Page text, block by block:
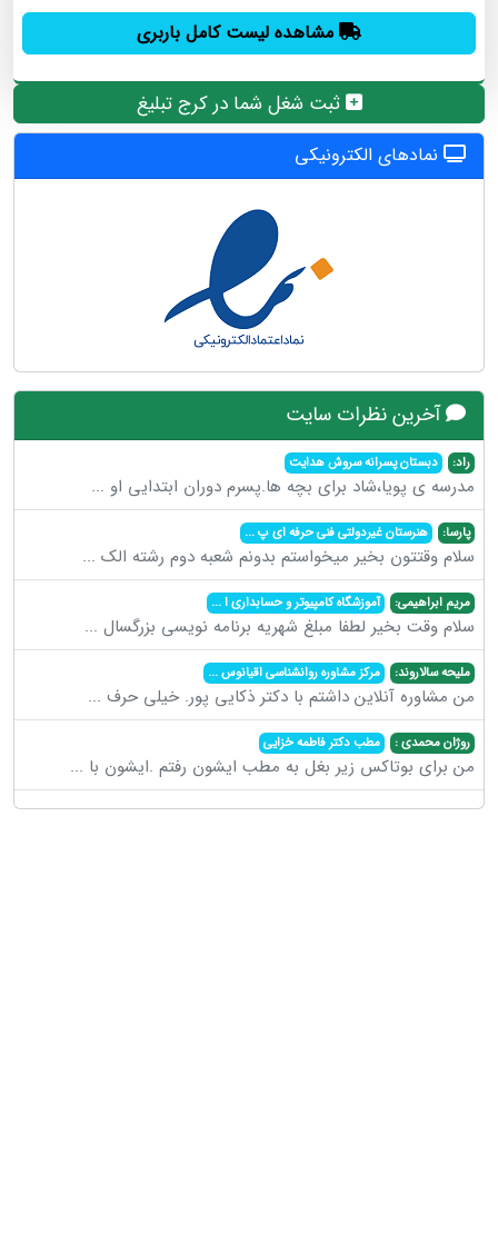
مشاهده لیست کامل باربری
ثبت شغل شما در کرج تبلیغ
نمادهای الکترونیکی
آخرین نظرات سایت
راد: دبستان پسرانه سروش هدایت
مدرسه ی پویا،شاد برای بچه ها.پسرم دوران ابتدایی او ...
پارسا: هنرستان غیردولتی فنی حرفه ای پ...
سلام وقتتون بخیر میخواستم بدونم شعبه دوم رشته الک ...
مریم ابراهیمی: آموزشگاه کامپیوتر و حسابداری ا...
سلام وقت بخیر لطفا مبلغ شهریه برنامه نویسی بزرگسال ...
ملیحه سالاروند: مرکز مشاوره روانشناسی اقیانوس...
من مشاوره آنلاین داشتم با دکتر ذکایی پور. خیلی حرف ...
روژان محمدی : مطب دکتر فاطمه خزایی
من برای بوتاکس زیر بغل به مطب ایشون رفتم .ایشون با ...